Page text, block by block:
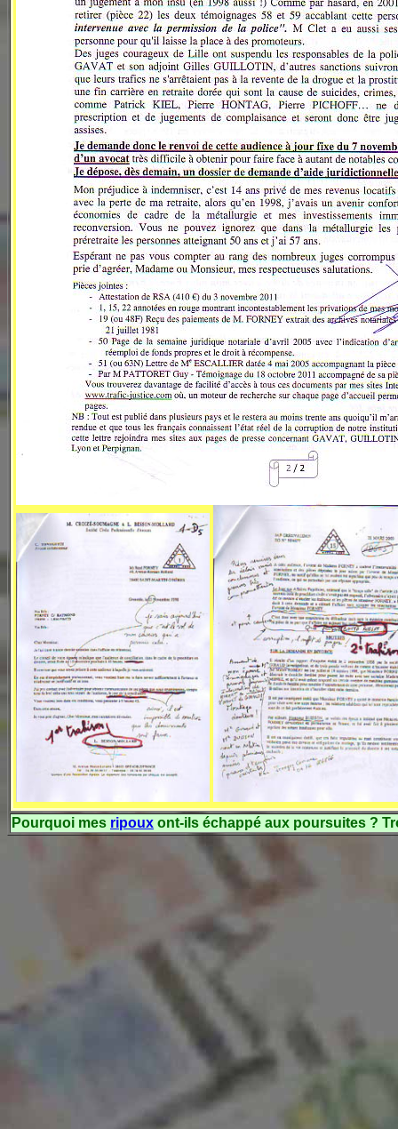
Pourquoi mes ripoux ont-ils échappé aux poursuites ?